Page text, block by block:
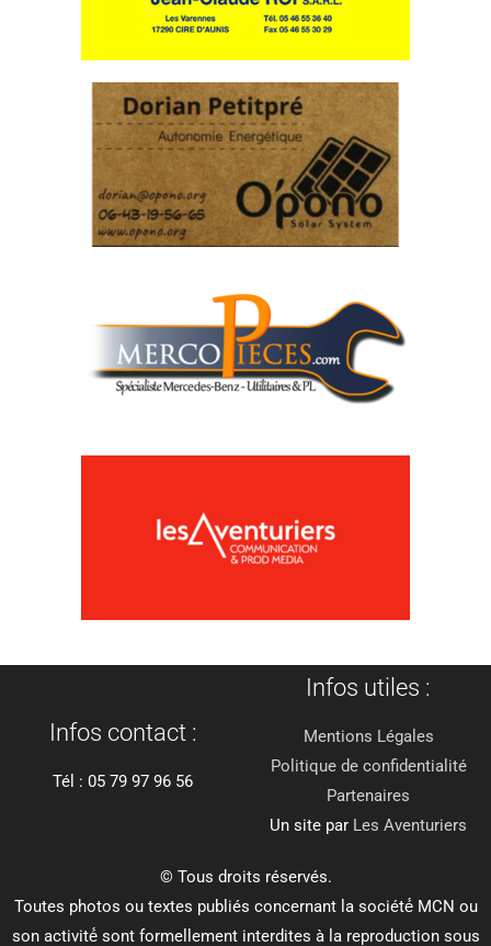
Infos contact :
Tél : 05 79 97 96 56
Infos utiles :
Mentions Légales
Politique de confidentialité
Partenaires
Un site par Les Aventuriers
© Tous droits réservés.
Toutes photos ou textes publiés concernant la société́ MCN ou
son activité́ sont formellement interdites à la reproduction sous